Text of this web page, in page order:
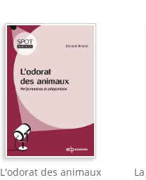
L'odorat des animaux